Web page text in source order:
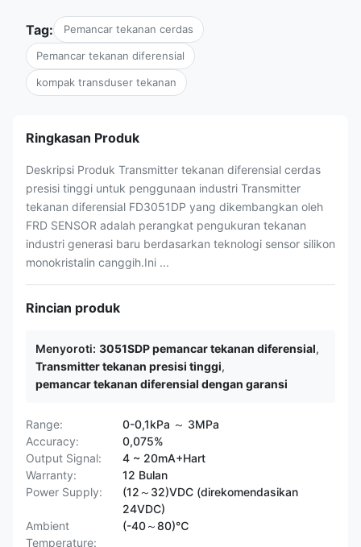
Tag: Pemancar tekanan cerdas
Pemancar tekanan diferensial
kompak transduser tekanan
Ringkasan Produk
Deskripsi Produk Transmitter tekanan diferensial cerdas
presisi tinggi untuk penggunaan industri Transmitter
tekanan diferensial FD3051DP yang dikembangkan oleh
FRD SENSOR adalah perangkat pengukuran tekanan
industri generasi baru berdasarkan teknologi sensor silikon
monokristalin canggih.Ini ...
Rincian produk
Menyoroti: 3051SDP pemancar tekanan diferensial,
Transmitter tekanan presisi tinggi,
pemancar tekanan diferensial dengan garansi
Range:
0-0,1kPa ～ 3MPa
Accuracy:
0,075%
Output Signal:
4 ~ 20mA+Hart
Warranty:
12 Bulan
Power Supply:
(12～32)VDC (direkomendasikan
24VDC)
Ambient
Temperature:
(-40～80)℃